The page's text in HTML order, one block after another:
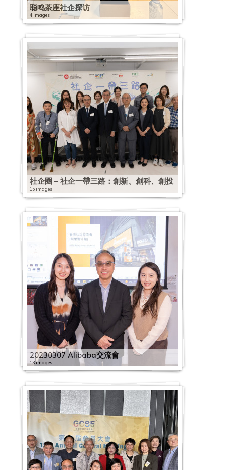
聪鸣茶座社企探访
4 images
社企圈 – 社企一帶三路：創新、創科、創投
15 images
20230307 Alibaba交流會
13 images
社
企
總
會
x
展
銀
行
香
員
工
嘉
許
社
圈
－
香
港
社
0
4
第
五
波
新
疫
社
企
業
界
營
運
狀
況
0
0
2
5
【
同
行
抗
：
物
资
派
发
展
企
业
及
0
2
1
2
0
香
港
社
企
员
工
嘉
2
1
2
2
1
1
1
2
2
0
2
2
0
4
4
民
建
联
疫
送
暖
:
为
社
2
2
0
5
1
1
B
0
:
善
用
资
讯
科
技
2
0
1
9
0
1
6
社
企
星
:
《
社
企
0
2
0
0
3
0
6
渡
疫
有
道
2
3
2
2
0
2
2
0
0
0
1
1
0
2
0
2
0
0
1
2
0
2
0
1
9
1
1
2
6
社
企
2
0
1
9
0
1
9
0
7
1
2
0
1
9
0
7
2
0